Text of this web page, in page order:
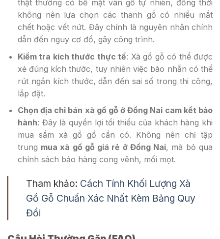
thật thường có bề mặt vân gỗ tự nhiên, đồng thời
không nên lựa chọn các thanh gỗ có nhiều mắt
chết hoặc vết nứt. Đây chính là nguyên nhân chính
dẫn đến nguy cơ đổ, gãy công trình.
Kiểm tra kích thước thực tế: Xà gồ gỗ có thể được
xẻ đúng kích thước, tuy nhiên việc bào nhẵn có thể
rút ngắn kích thước, dẫn đến sai số trong thi công,
lắp đặt.
Chọn địa chỉ bán xà gồ gỗ ở Đồng Nai cam kết bảo
hành: Đây là quyền lợi tối thiểu của khách hàng khi
mua sắm xà gồ gồ cần có. Không nên chỉ tập
trung mua xà gồ gỗ giá rẻ ở Đồng Nai, mà bỏ qua
chính sách bảo hàng cong vênh, mối mọt.
Tham khảo: Cách Tính Khối Lượng Xà
Gồ Gỗ Chuẩn Xác Nhất Kèm Bảng Quy
Đổi